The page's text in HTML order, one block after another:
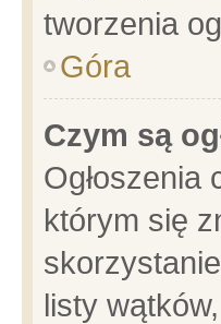
tworzenia
Góra
Czym są
Ogłoszenia
którym się
listy